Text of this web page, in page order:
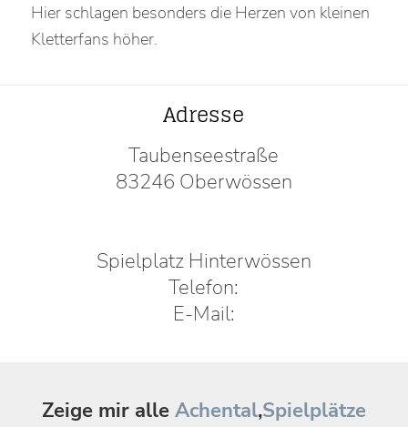
Hier schlagen besonders die Herzen von kleinen
Kletterfans höher.
Adresse
Taubenseestraße
83246 Oberwössen
Spielplatz Hinterwössen
Telefon:
E-Mail:
Zeige mir alle Achental,Spielplätze